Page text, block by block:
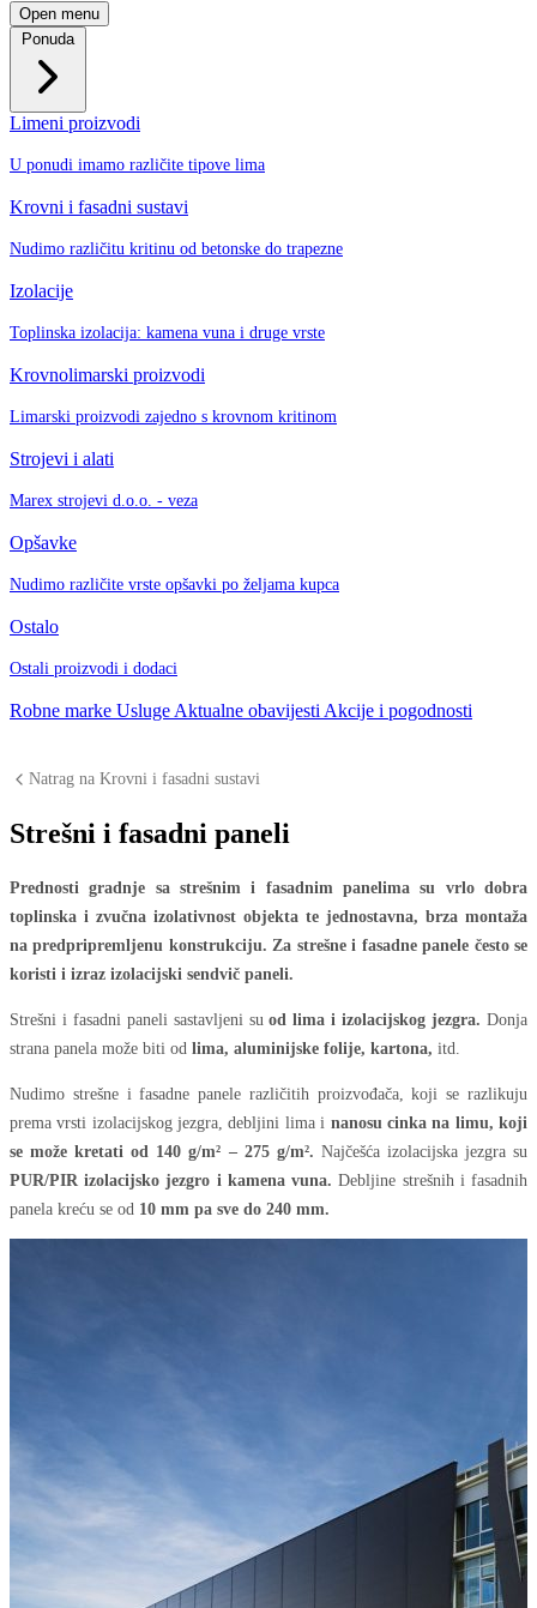
Open menu
Limeni proizvodi
U ponudi imamo različite tipove lima
Krovni i fasadni sustavi
Nudimo različitu kritinu od betonske do trapezne
Izolacije
Toplinska izolacija: kamena vuna i druge vrste
Krovnolimarski proizvodi
Limarski proizvodi zajedno s krovnom kritinom
Strojevi i alati
Marex strojevi d.o.o. - veza
Opšavke
Nudimo različite vrste opšavki po željama kupca
Ostalo
Ostali proizvodi i dodaci
Robne marke Usluge Aktualne obavijesti Akcije i pogodnosti
Natrag na Krovni i fasadni sustavi
Strešni i fasadni paneli
Prednosti gradnje sa strešnim i fasadnim panelima su vrlo dobra
toplinska i zvučna izolativnost objekta te jednostavna, brza montaža
na predpripremljenu konstrukciju. Za strešne i fasadne panele često se
koristi i izraz izolacijski sendvič paneli.
Strešni i fasadni paneli sastavljeni suod lima i izolacijskog jezgra. Donja
strana panela može biti od lima, aluminijske folije, kartona, itd.
Nudimo strešne i fasadne panele različitih proizvođača, koji se razlikuju
prema vrsti izolacijskog jezgra, debljini lima i nanosu cinka na limu, koji
se može kretati od 140 g/m² – 275 g/m². Najčešća izolacijska jezgra su
PUR/PIR izolacijsko jezgro i kamena vuna. Debljine strešnih i fasadnih
panela kreću se od 10 mm pa sve do 240 mm.